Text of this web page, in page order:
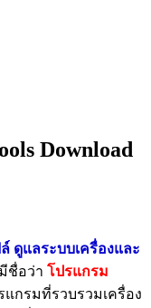
Download
ล์ ดูแลระบบเครื่องและ
ชื่อว่า โปรแกรม
แกรมที่รวบรวมเครื่อง